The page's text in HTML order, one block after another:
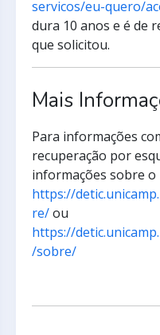
servicos/eu-quero/
dura 10 anos e é de
que solicitou.
Mais
Para informações
recuperação por
informações sobre o
https://
re/ou
https://
/sobre/